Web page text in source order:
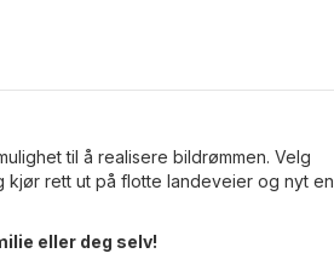
til å realisere bildrømmen. Velg
kjør rett ut på flotte landeveier og nyt en
eller deg selv!